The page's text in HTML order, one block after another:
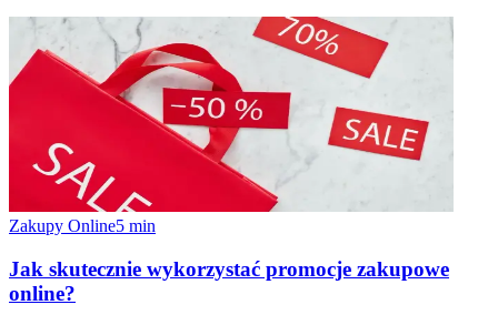
Zakupy Online5 min
Jak skutecznie wykorzystać promocje zakupowe
online?